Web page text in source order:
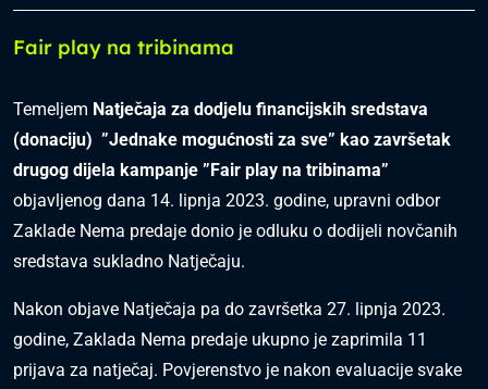
Fair play na tribinama
Temeljem Natječaja za dodjelu financijskih sredstava
(donaciju) ”Jednake mogućnosti za sve” kao završetak
drugog dijela kampanje ”Fair play na tribinama”
objavljenog dana 14. lipnja 2023. godine, upravni odbor
Zaklade Nema predaje donio je odluku o dodijeli novčanih
sredstava sukladno Natječaju.
Nakon objave Natječaja pa do završetka 27. lipnja 2023.
godine, Zaklada Nema predaje ukupno je zaprimila 11
prijava za natječaj. Povjerenstvo je nakon evaluacije svake